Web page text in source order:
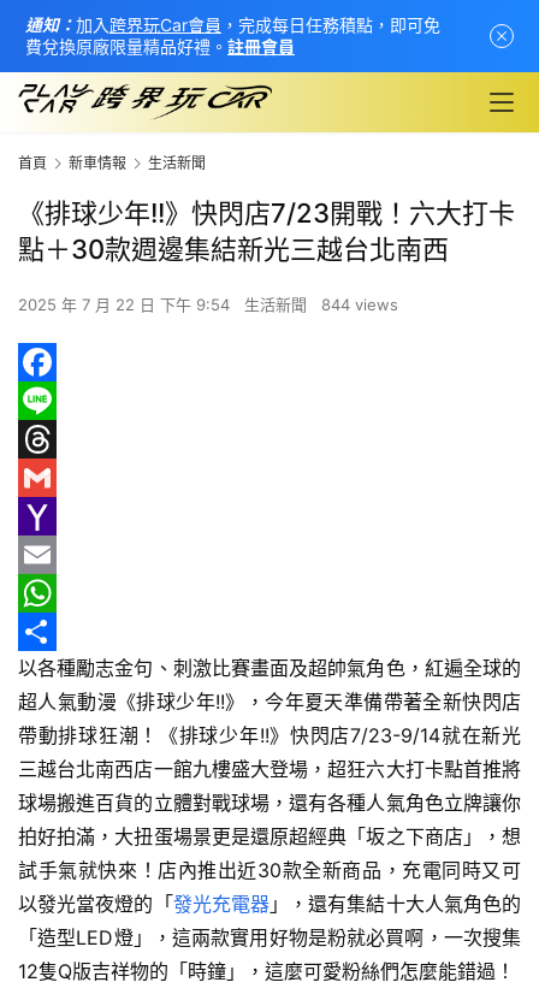
首
頁
新
車
情
報
車
輛
空
間
實
測
汽
車
／
機
首頁 新車情報 生活新聞
《排球少年!!》快閃店7/23開戰！六大打卡
點＋30款週邊集結新光三越台北南西
2025 年 7 月 22 日 下午 9:54 生活新聞 844 views
F
a
c
b
o
o
k
L
e
T
r
e
a
d
s
G
m
a
l
Y
a
h
o
o
M
i
l
E
m
a
i
l
W
h
a
t
A
p
p
分
享
以各種勵志金句、刺激比賽畫面及超帥氣角色，紅遍全球的
超人氣動漫《排球少年!!》，今年夏天準備帶著全新快閃店
帶動排球狂潮！《排球少年!!》快閃店7/23-9/14就在新光
三越台北南西店一館九樓盛大登場，超狂六大打卡點首推將
球場搬進百貨的立體對戰球場，還有各種人氣角色立牌讓你
拍好拍滿，大扭蛋場景更是還原超經典「坂之下商店」，想
試手氣就快來！店內推出近30款全新商品，充電同時又可
以發光當夜燈的「發光充電器 」，還有集結十大人氣角色的
「造型LED燈」，這兩款實用好物是粉就必買啊，一次搜集
12隻Q版吉祥物的「時鐘」，這麼可愛粉絲們怎麼能錯過！
通知：加入 跨界玩Car會員 ，完成每日任務積點，即可免
費兌換原廠限量精品好禮。 註冊會員